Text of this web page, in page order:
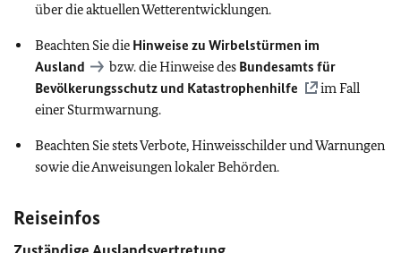
über die aktuellen Wetterentwicklungen.
Beachten Sie die Hinweise zu Wirbelstürmen im
Ausland
bzw. die Hinweise des Bundesamts für
Bevölkerungsschutz und Katastrophenhilfe
im Fall
einer Sturmwarnung.
Beachten Sie stets Verbote, Hinweisschilder und Warnungen
sowie die Anweisungen lokaler Behörden.
Reiseinfos